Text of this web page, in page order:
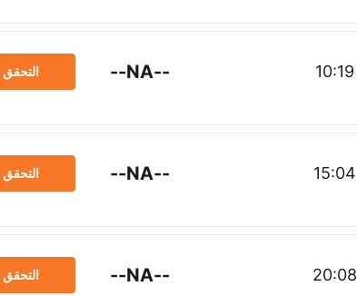
10:19
--NA--
15:04
--NA--
20:08
--NA--